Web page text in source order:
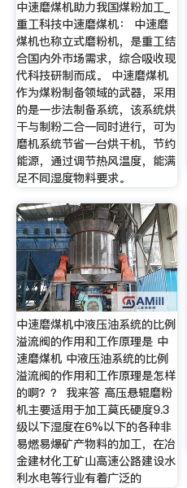
中速磨煤机助力我国煤粉加工_
重工科技中速磨煤机： 中速磨
煤机也称立式磨粉机，是重工结
合国内外市场需求，综合吸收现
代科技研制而成。 中速磨煤机
作为煤粉制备领域的武器，采用
的是一步法制备系统，该系统烘
干与制粉二合一同时进行，可为
磨机系统节省一台烘干机，节约
能源，通过调节热风温度，能满
足不同湿度物料要求。
中速磨煤机中液压油系统的比例
溢流阀的作用和工作原理是 中
速磨煤机 中液压油系统的比例
溢流阀的作用和工作原理是怎样
的啊？？ 我来答 高压悬辊磨粉
机主要适用于加工莫氏硬度9.3
级以下湿度在6%以下的各种非
易燃易爆矿产物料的加工，在冶
金建材化工矿山高速公路建设水
利水电等行业有着广泛的